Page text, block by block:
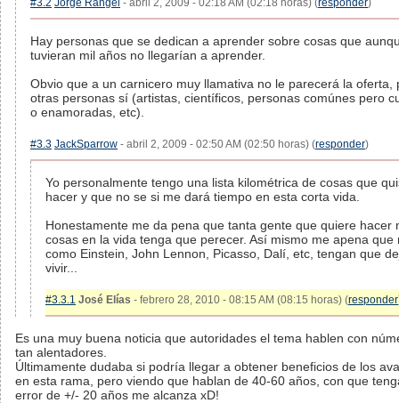
#3.2 Jorge Rangel - abril 2, 2009 - 02:18 AM (02:18 horas) (responder)
Hay personas que se dedican a aprender sobre cosas que
tuvieran mil años no llegarían a aprender.
Obvio que a un carnicero muy llamativa no le parecerá la oferta,
otras personas sí (artistas, científicos, personas comúnes pero
o enamoradas, etc).
#3.3 JackSparrow - abril 2, 2009 - 02:50 AM (02:50 horas) (responder)
Yo personalmente tengo una lista kilométrica de cosas que
hacer y que no se si me dará tiempo en esta corta vida.
Honestamente me da pena que tanta gente que quiere hacer
cosas en la vida tenga que perecer. Así mismo me apena que
como Einstein, John Lennon, Picasso, Dalí, etc, tengan que
vivir...
#3.3.1 José Elías - febrero 28, 2010 - 08:15 AM (08:15 horas) (responder
Es una muy buena noticia que autoridades el tema hablen con
tan alentadores.
Últimamente dudaba si podría llegar a obtener beneficios de los
en esta rama, pero viendo que hablan de 40-60 años, con que
error de +/- 20 años me alcanza xD!